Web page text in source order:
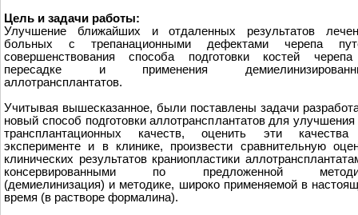
Цель и задачи работы:
Улучшение ближайших и отдаленных результатов
больных с трепанационными дефектами черепа
совершенствования способа подготовки костей
пересадке и применения
аллотрансплантатов.
Учитывая вышесказанное, были поставлены задачи
новый способ подготовки аллотрансплантатов для улучшения
трансплантационных качеств, оценить эти
эксперименте и в клинике, произвести сравнительную
клинических результатов краниопластики
консервированными по предложенной
(демиелинизация) и методике, широко применяемой в
время (в растворе формалина).